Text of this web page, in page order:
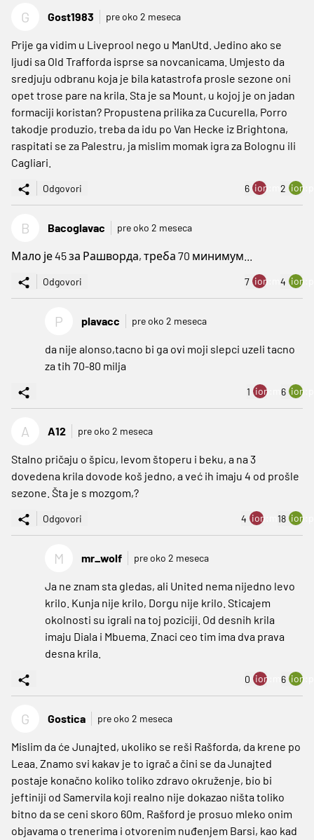
G Gost1983 pre oko 2 meseca
Prije ga vidim u Liveprool nego u ManUtd. Jedino ako se
ljudi sa Old Trafforda isprse sa novcanicama. Umjesto da
sredjuju odbranu koja je bila katastrofa prosle sezone oni
opet trose pare na krila. Sta je sa Mount, u kojoj je on jadan
formaciji koristan? Propustena prilika za Cucurella, Porro
takodje produzio, treba da idu po Van Hecke iz Brightona,
raspitati se za Palestru, ja mislim momak igra za Bolognu ili
Cagliari.
Odgovori 6 ion:minus
2
B Bacoglavac pre oko 2 meseca
Мало је 45 за Рашворда, треба 70 минимум...
Odgovori 7 ion:minus
4
P plavacc pre oko 2 meseca
da nije alonso,tacno bi ga ovi moji slepci uzeli tacno
za tih 70-80 milja
1 ion:minus
6
A A12 pre oko 2 meseca
Stalno pričaju o špicu, levom štoperu i beku, a na 3
dovedena krila dovode koš jedno, a već ih imaju 4 od prošle
sezone. Šta je s mozgom,?
Odgovori 4 ion:minus
18
M mr_wolf pre oko 2 meseca
Ja ne znam sta gledas, ali United nema nijedno levo
krilo. Kunja nije krilo, Dorgu nije krilo. Sticajem
okolnosti su igrali na toj poziciji. Od desnih krila
imaju Diala i Mbuema. Znaci ceo tim ima dva prava
desna krila.
0 ion:minus
6
G Gostica pre oko 2 meseca
Mislim da će Junajted, ukoliko se reši Rašforda, da krene po
Leaa. Znamo svi kakav je to igrač a čini se da Junajted
postaje konačno koliko toliko zdravo okruženje, bio bi
jeftiniji od Samervila koji realno nije dokazao ništa toliko
bitno da se ceni skoro 60m. Rašford je prosuo mleko onim
objavama o trenerima i otvorenim nuđenjem Barsi, kao kad